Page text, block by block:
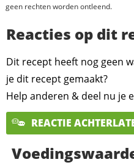
geen rechten worden ontleend.
Reacties op dit
Dit recept heeft nog geen
je dit recept gemaakt?
Help anderen & deel nu je
REACTIE